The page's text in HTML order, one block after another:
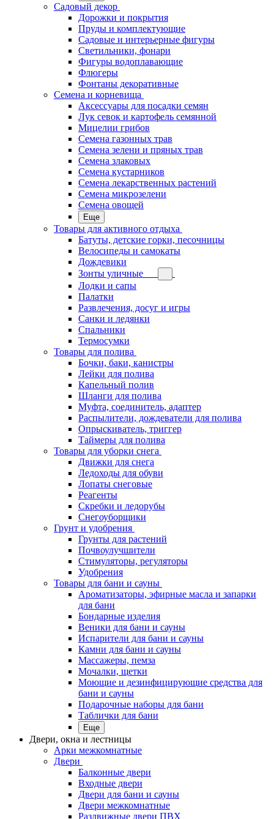
Садовый декор
Дорожки и покрытия
Пруды и комплектующие
Садовые и интерьерные фигуры
Светильники, фонари
Фигуры водоплавающие
Флюгеры
Фонтаны декоративные
Семена и корневища
Аксессуары для посадки семян
Лук севок и картофель семянной
Мицелии грибов
Семена газонных трав
Семена зелени и пряных трав
Семена злаковых
Семена кустарников
Семена лекарственных растений
Семена микрозелени
Семена овощей
Еще
Товары для активного отдыха
Батуты, детские горки, песочницы
Велосипеды и самокаты
Дождевики
Зонты уличные
Лодки и сапы
Палатки
Развлечения, досуг и игры
Санки и ледянки
Спальники
Термосумки
Товары для полива
Бочки, баки, канистры
Лейки для полива
Капельный полив
Шланги для полива
Муфта, соединитель, адаптер
Распылители, дождеватели для полива
Опрыскиватель, триггер
Таймеры для полива
Товары для уборки снега
Движки для снега
Ледоходы для обуви
Лопаты снеговые
Реагенты
Скребки и ледорубы
Снегоуборщики
Грунт и удобрения
Грунты для растений
Почвоулучшители
Стимуляторы, регуляторы
Удобрения
Товары для бани и сауны
Ароматизаторы, эфирные масла и запарки
для бани
Бондарные изделия
Веники для бани и сауны
Испарители для бани и сауны
Камни для бани и сауны
Массажеры, пемза
Мочалки, щетки
Моющие и дезинфицирующие средства для
бани и сауны
Подарочные наборы для бани
Таблички для бани
Еще
Двери, окна и лестницы
Арки межкомнатные
Двери
Балконные двери
Входные двери
Двери для бани и сауны
Двери межкомнатные
Раздвижные двери ПВХ